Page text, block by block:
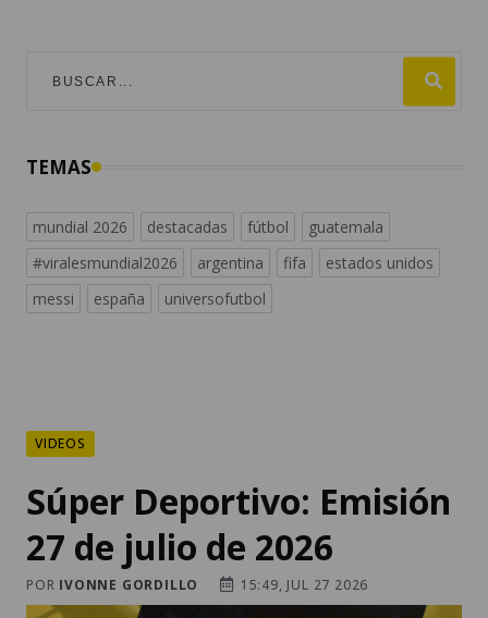
TEMAS
mundial 2026 destacadas fútbol
guatemala
#viralesmundial2026
argentina fifa
estados unidos
messi
españa universofutbol
VIDEOS
Súper Deportivo: Emisión
27 de julio de 2026
POR IVONNE GORDILLO 15:49, JUL 27 2026